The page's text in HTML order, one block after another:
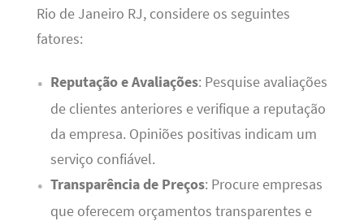
Rio de Janeiro RJ, considere os seguintes
fatores:
Reputação e Avaliações: Pesquise avaliações
de clientes anteriores e verifique a reputação
da empresa. Opiniões positivas indicam um
serviço confiável.
Transparência de Preços: Procure empresas
que oferecem orçamentos transparentes e